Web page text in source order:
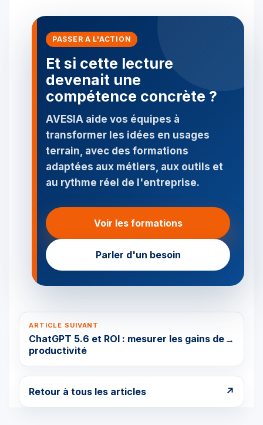
PASSER A L'ACTION
Et si cette lecture
devenait une
compétence concrète ?
AVESIA aide vos équipes à
transformer les idées en usages
terrain, avec des formations
adaptées aux métiers, aux outils et
au rythme réel de l'entreprise.
Voir les formations
Parler d'un besoin
ARTICLE SUIVANT
ChatGPT 5.6 et ROI : mesurer les gains de
productivité
→
Retour à tous les articles ↗